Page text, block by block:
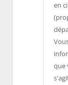
en
que